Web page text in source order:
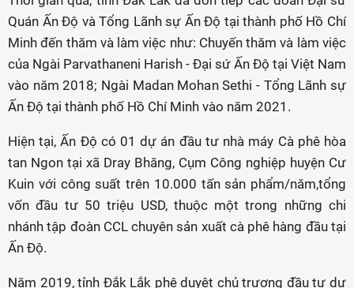
Quán Ấn Độ và Tổng Lãnh sự Ấn Độ tại thành phố Hồ Chí
Minh đến thăm và làm việc như: Chuyến thăm và làm việc
của Ngài Parvathaneni Harish - Đại sứ Ấn Độ tại Việt Nam
vào năm 2018; Ngài Madan Mohan Sethi - Tổng Lãnh sự
Ấn Độ tại thành phố Hồ Chí Minh vào năm 2021.
Hiện tại, Ấn Độ có 01 dự án đầu tư nhà máy Cà phê hòa
tan Ngon tại xã Dray Bhăng, Cụm Công nghiệp huyện Cư
Kuin với công suất trên 10.000 tấn sản phẩm/năm,tổng
vốn đầu tư 50 triệu USD, thuộc một trong những chi
nhánh tập đoàn CCL chuyên sản xuất cà phê hàng đầu tại
Ấn Độ.
Năm 2019, tỉnh Đắk Lắk phê duyệt chủ trương đầu tư dự